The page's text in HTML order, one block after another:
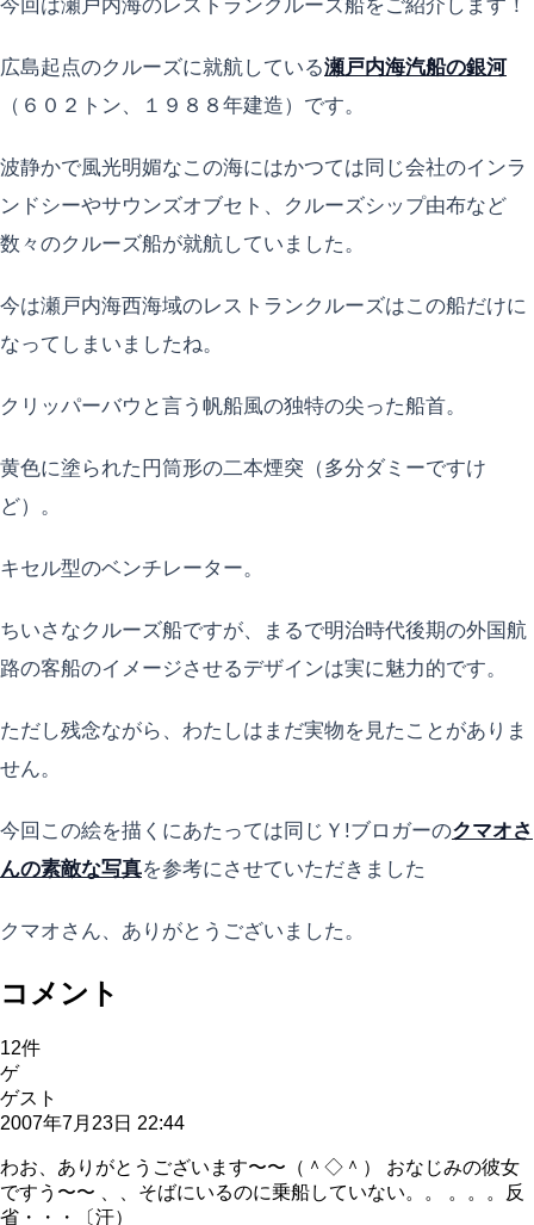
今回は瀬戸内海のレストランクルーズ船をご紹介します！
広島起点のクルーズに就航している瀬戸内海汽船の銀河
（６０２トン、１９８８年建造）です。
波静かで風光明媚なこの海にはかつては同じ会社のインラ
ンドシーやサウンズオブセト、クルーズシップ由布など
数々のクルーズ船が就航していました。
今は瀬戸内海西海域のレストランクルーズはこの船だけに
なってしまいましたね。
クリッパーバウと言う帆船風の独特の尖った船首。
黄色に塗られた円筒形の二本煙突（多分ダミーですけ
ど）。
キセル型のベンチレーター。
ちいさなクルーズ船ですが、まるで明治時代後期の外国航
路の客船のイメージさせるデザインは実に魅力的です。
ただし残念ながら、わたしはまだ実物を見たことがありま
せん。
今回この絵を描くにあたっては同じＹ!ブロガーのクマオさ
んの素敵な写真を参考にさせていただきました
クマオさん、ありがとうございました。
コメント
12件
ゲ
ゲスト
2007年7月23日 22:44
わお、ありがとうございます〜〜（＾◇＾） おなじみの彼女
ですう〜〜 、、そばにいるのに乗船していない。。 。。。反
省・・・〔汗）